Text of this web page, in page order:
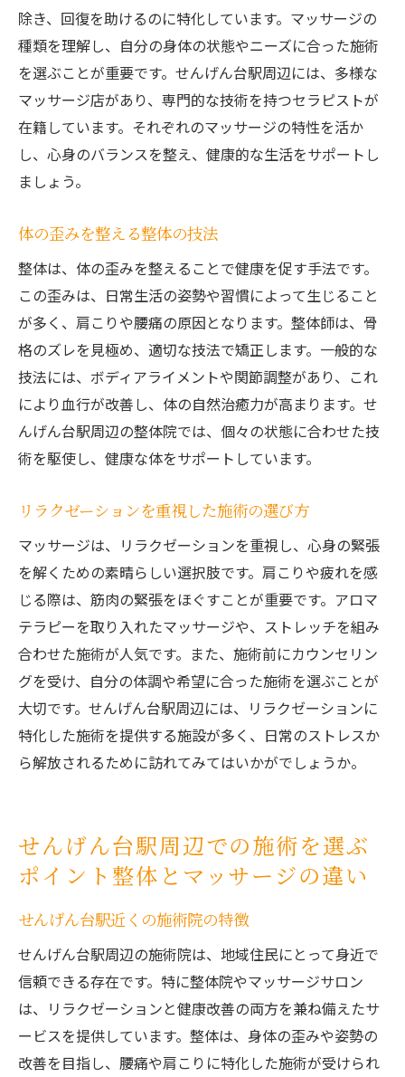
除き、回復を助けるのに特化しています。マッサージの
種類を理解し、自分の身体の状態やニーズに合った施術
を選ぶことが重要です。せんげん台駅周辺には、多様な
マッサージ店があり、専門的な技術を持つセラピストが
在籍しています。それぞれのマッサージの特性を活か
し、心身のバランスを整え、健康的な生活をサポートし
ましょう。
体の歪みを整える整体の技法
整体は、体の歪みを整えることで健康を促す手法です。
この歪みは、日常生活の姿勢や習慣によって生じること
が多く、肩こりや腰痛の原因となります。整体師は、骨
格のズレを見極め、適切な技法で矯正します。一般的な
技法には、ボディアライメントや関節調整があり、これ
により血行が改善し、体の自然治癒力が高まります。せ
んげん台駅周辺の整体院では、個々の状態に合わせた技
術を駆使し、健康な体をサポートしています。
リラクゼーションを重視した施術の選び方
マッサージは、リラクゼーションを重視し、心身の緊張
を解くための素晴らしい選択肢です。肩こりや疲れを感
じる際は、筋肉の緊張をほぐすことが重要です。アロマ
テラピーを取り入れたマッサージや、ストレッチを組み
合わせた施術が人気です。また、施術前にカウンセリン
グを受け、自分の体調や希望に合った施術を選ぶことが
大切です。せんげん台駅周辺には、リラクゼーションに
特化した施術を提供する施設が多く、日常のストレスか
ら解放されるために訪れてみてはいかがでしょうか。
せんげん台駅周辺での施術を選ぶ
ポイント整体とマッサージの違い
せんげん台駅近くの施術院の特徴
せんげん台駅周辺の施術院は、地域住民にとって身近で
信頼できる存在です。特に整体院やマッサージサロン
は、リラクゼーションと健康改善の両方を兼ね備えたサ
ービスを提供しています。整体は、身体の歪みや姿勢の
改善を目指し、腰痛や肩こりに特化した施術が受けられ